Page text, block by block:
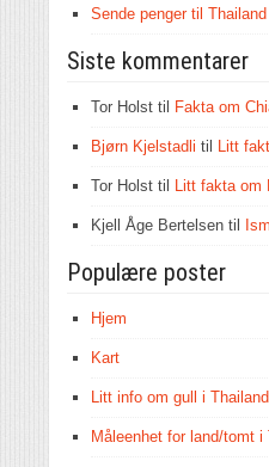
Sende penger til Thailand
Siste kommentarer
Tor Holst til Fakta om
Bjørn Kjelstadli til Litt
Tor Holst til Litt fakta
Kjell Åge Bertelsen til
Populære poster
Hjem
Kart
Litt info om gull i Thailand
Måleenhet for land/tomt i